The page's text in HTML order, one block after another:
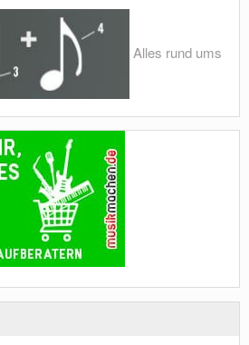
Alles rund ums